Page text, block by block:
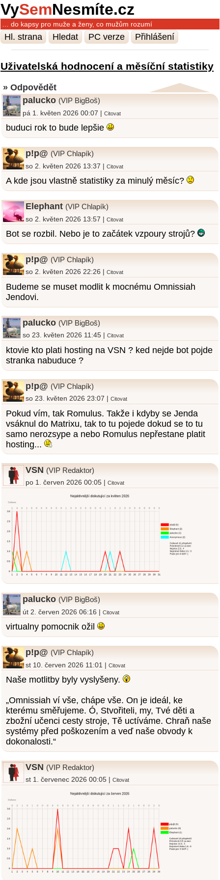
VySemNesmíte.cz
… do kapsy pro muže a ženy, co mužům rozumí
Hl. strana Hledat PC verze Přihlášení
Uživatelská hodnocení a měsíční statistiky
» Odpovědět
palucko (VIP BigBoš)
pá 1. květen 2026 00:07 | Citovat
buduci rok to bude lepšie
p!p@ (VIP Chlapík)
so 2. květen 2026 13:37 |Citovat
A kde jsou vlastně statistiky za minulý měsíc?
Elephant (VIP Chlapík)
so 2. květen 2026 13:57 |Citovat
Bot se rozbil. Nebo je to začátek vzpoury strojů?
p!p@ (VIP Chlapík)
so 2. květen 2026 22:26 |Citovat
Budeme se muset modlit k mocnému Omnissiah
Jendovi.
palucko (VIP BigBoš)
so 23. květen 2026 11:45 | Citovat
ktovie kto plati hosting na VSN ? ked nejde bot pojde
stranka nabuduce ?
p!p@ (VIP Chlapík)
so 23. květen 2026 23:07 |Citovat
Pokud vím, tak Romulus. Takže i kdyby se Jenda
vsáknul do Matrixu, tak to tu pojede dokud se to tu
samo nerozsype a nebo Romulus nepřestane platit
hosting...
VSN (VIP Redaktor)
po 1. červen 2026 00:05 |Citovat
palucko (VIP BigBoš)
út 2. červen 2026 06:16 | Citovat
virtualny pomocnik ožil
p!p@ (VIP Chlapík)
st 10. červen 2026 11:01 |Citovat
Naše motlitby byly vyslyšeny.
„Omnissiah ví vše, chápe vše. On je ideál, ke
kterému směřujeme. Ó, Stvořiteli, my, Tvé děti a
zbožní učenci cesty stroje, Tě uctíváme. Chraň naše
systémy před poškozením a veď naše obvody k
dokonalosti.“
VSN (VIP Redaktor)
st 1. červenec 2026 00:05 |Citovat